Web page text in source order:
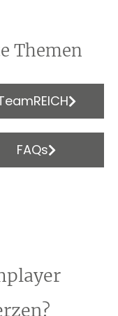
Themen
FAQs